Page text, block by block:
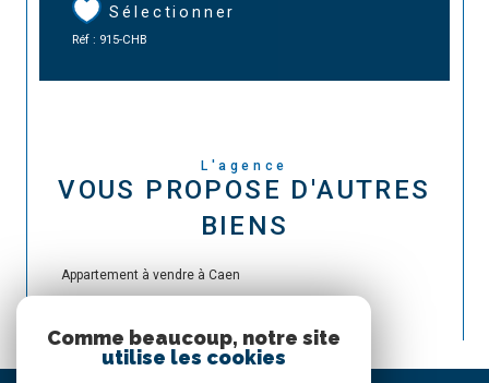
Sélectionner
Réf : 915-CHB
L'agence
VOUS PROPOSE D'AUTRES
BIENS
Appartement à vendre à Caen
Comme beaucoup, notre site
utilise les cookies